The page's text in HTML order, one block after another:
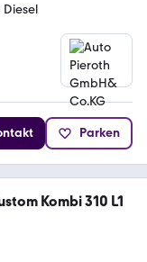
Diesel
Parken
Kombi 310 L1